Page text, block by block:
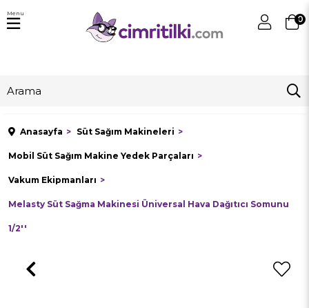
0
Menu
Anasayfa Süt Sağım Makineleri
Mobil Süt Sağım Makine Yedek Parçaları
Vakum Ekipmanları
Melasty Süt Sağma Makinesi Üniversal Hava Dağıtıcı Somunu
1/2''